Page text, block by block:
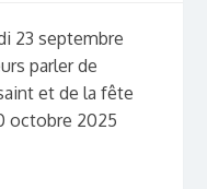
23 septembre
parler de
et de la fête
octobre 2025